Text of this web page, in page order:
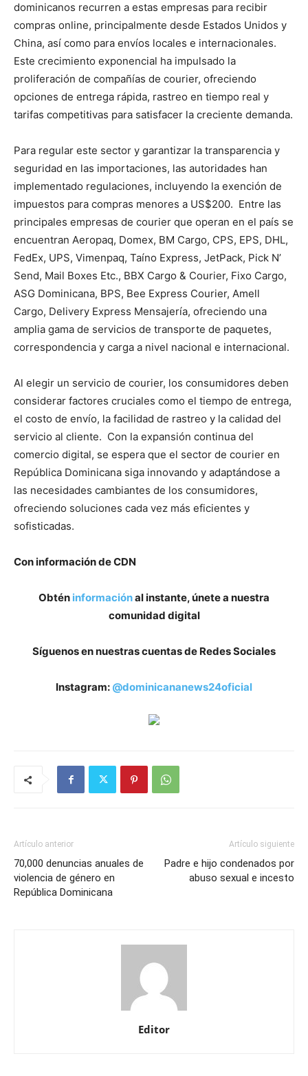
dominicanos recurren a estas empresas para recibir
compras online, principalmente desde Estados Unidos y
China, así como para envíos locales e internacionales.
Este crecimiento exponencial ha impulsado la
proliferación de compañías de courier, ofreciendo
opciones de entrega rápida, rastreo en tiempo real y
tarifas competitivas para satisfacer la creciente demanda.
Para regular este sector y garantizar la transparencia y
seguridad en las importaciones, las autoridades han
implementado regulaciones, incluyendo la exención de
impuestos para compras menores a US$200. Entre las
principales empresas de courier que operan en el país se
encuentran Aeropaq, Domex, BM Cargo, CPS, EPS, DHL,
FedEx, UPS, Vimenpaq, Taíno Express, JetPack, Pick N’
Send, Mail Boxes Etc., BBX Cargo & Courier, Fixo Cargo,
ASG Dominicana, BPS, Bee Express Courier, Amell
Cargo, Delivery Express Mensajería, ofreciendo una
amplia gama de servicios de transporte de paquetes,
correspondencia y carga a nivel nacional e internacional.
Al elegir un servicio de courier, los consumidores deben
considerar factores cruciales como el tiempo de entrega,
el costo de envío, la facilidad de rastreo y la calidad del
servicio al cliente. Con la expansión continua del
comercio digital, se espera que el sector de courier en
República Dominicana siga innovando y adaptándose a
las necesidades cambiantes de los consumidores,
ofreciendo soluciones cada vez más eficientes y
sofisticadas.
Con información de CDN
Obtén informaciónal instante, únete a nuestra
comunidad digital
Síguenos en nuestras cuentas de Redes Sociales
Instagram: @dominicananews24oficial
Artículo anterior
70,000 denuncias anuales de
violencia de género en
República Dominicana
Artículo siguiente
Padre e hijo condenados por
abuso sexual e incesto
Editor